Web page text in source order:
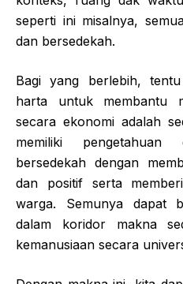
seperti ini misalnya,
dan bersedekah.
Bagi yang berlebih,
harta untuk membantu
secara ekonomi adalah
memiliki
bersedekah dengan
dan positif serta
warga. Semunya dapat
dalam koridor makna
kemanusiaan secara